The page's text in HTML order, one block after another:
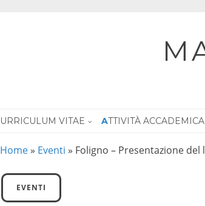
CURRICULUM VITAE ATTIVITÀ ACCADEMICA
Home » Eventi » Foligno – Presentazione
EVENTI